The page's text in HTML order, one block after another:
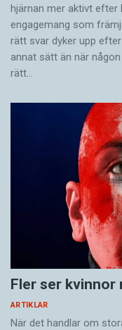
hjärnan mer aktivt ­efter
engagemang som
rätt svar dyker upp
annat sätt än när
rätt…
Fler ser kvinnor
ARTIKLAR
När det handlar om